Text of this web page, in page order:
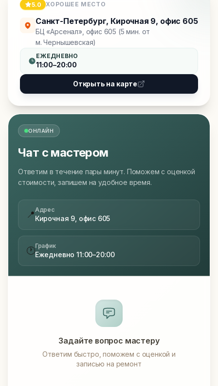
5.0 ХОРОШЕЕ МЕСТО
Санкт-Петербург, Кирочная 9, офис 605
БЦ «Арсенал», офис 605 (5 мин. от
м. Чернышевская)
ЕЖЕДНЕВНО
11:00–20:00
Открыть на карте
ОНЛАЙН
Чат с мастером
Ответим в течение пары минут. Поможем с оценкой
стоимости, запишем на удобное время.
📍Адрес
Кирочная 9, офис 605
🕐График
Ежедневно 11:00–20:00
Задайте вопрос мастеру
Ответим быстро, поможем с оценкой и
записью на ремонт